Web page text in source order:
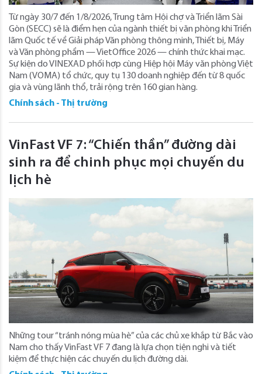
Từ ngày 30/7 đến 1/8/2026, Trung tâm Hội chợ và Triển lãm Sài
Gòn (SECC) sẽ là điểm hẹn của ngành thiết bị văn phòng khi Triển
lãm Quốc tế về Giải pháp Văn phòng thông minh, Thiết bị, Máy
và Văn phòng phẩm — VietOffice 2026 — chính thức khai mạc.
Sự kiện do VINEXAD phối hợp cùng Hiệp hội Máy văn phòng Việt
Nam (VOMA) tổ chức, quy tụ 130 doanh nghiệp đến từ 8 quốc
gia và vùng lãnh thổ, trải rộng trên 160 gian hàng.
Chính sách - Thị trường
VinFast VF 7: “Chiến thần” đường dài
sinh ra để chinh phục mọi chuyến du
lịch hè
Những tour “tránh nóng mùa hè” của các chủ xe khắp từ Bắc vào
Nam cho thấy VinFast VF 7 đang là lựa chọn tiện nghi và tiết
kiệm để thực hiện các chuyến du lịch đường dài.